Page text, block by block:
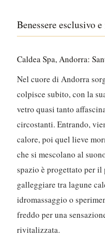
Benessere esclusivo
Caldea Spa, Andorra:
Nel cuore di Andorra
colpisce subito, con la
vetro quasi tanto
circostanti. Entrando,
calore, poi quel lieve
che si mescolano al
spazio è progettato per
galleggiare tra lagune
idromassaggio o
freddo per una
rivitalizzata.